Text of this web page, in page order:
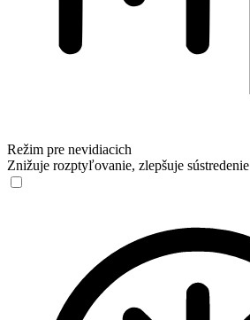
Režim pre nevidiacich
Znižuje rozptyľovanie, zlepšuje sústredenie